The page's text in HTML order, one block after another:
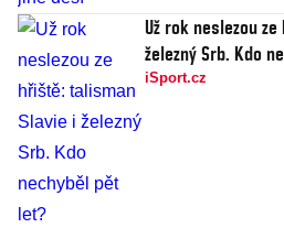
Už rok neslezou
železný Srb. Kdo
iSport.cz